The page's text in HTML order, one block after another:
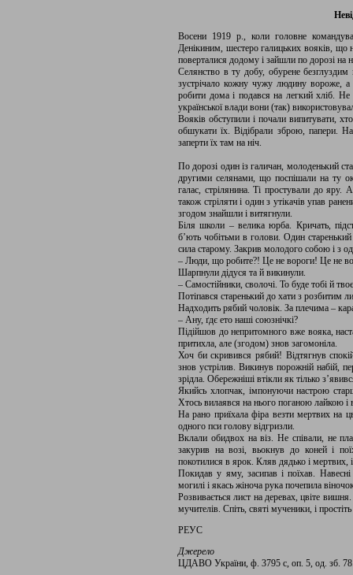
Восени 1919 р., коли головне
Денікиним, шестеро галицьких вояків, що
поверталися додому і зайшли по дорозі на
Селянство в ту добу, обурене безглуздим
зустрічало кожну чужу людину вороже,
робити дома і подався на легкий хліб.
української влади вони (так)
Вояків обступили і почали випитувати,
обшукати їх. Відібрали зброю, папери.
заперти їх там на ніч.
По дорозі один із галичан, молоденький
другими селянами, що поспішали на ту
галас, стрілянина. Ті простували до
також стріляти і один з утікачів упав
згодом знайшли і витягнули.
Біля школи – велика юрба. Кричать,
б’ють чобітьми в голови. Один
сила старому. Закрив молодого собою і з
– Люди, що робите?! Це не вороги! Це не
Шарпнули дідуся та й викинули.
– Самостійники, сволочі. То буде тобі й
Потіпався старенький до хати з розбитим
Надходить рябий чоловік. За плечима –
– Ану, ґдє ето наші союзнічкі?
Підійшов до непритомного вже вояка,
притихла, але (згодом) знов загомоніла.
Хоч би скривився рябий! Відтягнув
знов устрілив. Викинув порожній набій,
зрідла. Обережніші втікли як тілько
Якийсь хлопчак, імпонуючи настрою
Хтось вилаявся на нього поганою лайкою і
На рано приїхала фіра везти мертвих на
одного пси голову відгризли.
Вклали обидвох на віз. Не співали, не
закурив на возі, вьокнув до коней і
покотилися в ярок. Кляв дядько і мертвих,
Покидав у яму, засипав і поїхав.
могилі і якась жіноча рука почепила
Розвивається лист на деревах, цвіте вишня.
мучителів. Спіть, святі мученики, і
РЕУС
Джерело
ЦДАВО України, ф. 3795 с, оп. 5, од. зб.